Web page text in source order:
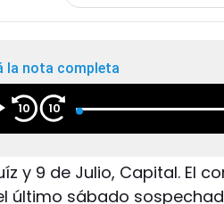
la nota completa
10 10
y 9 de Julio, Capital. El
último sábado